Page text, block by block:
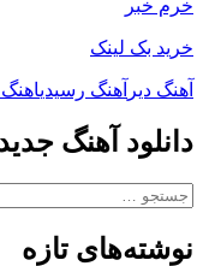
خرم خبر
خرید بک لینک
آهنگ دیر آهنگ رسیدی
دانلود آهنگ
جستجو
نوشته‌های تازه